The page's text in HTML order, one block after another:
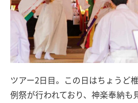
ツアー2日目。この日はちょうど
例祭が行われており、神楽奉納も